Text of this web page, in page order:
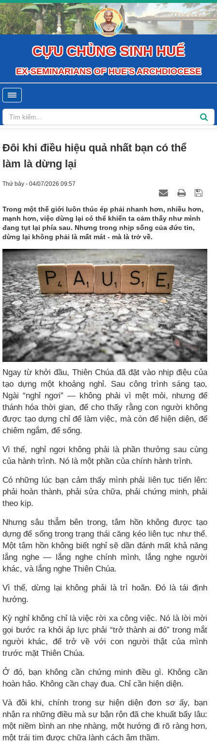
CỰU CHỦNG SINH HUẾ
EX-SEMINARIANS OF HUE'S ARCHDIOCESE
Đôi khi điều hiệu quả nhất bạn có thể
làm là dừng lại
Thứ bảy - 04/07/2026 09:57
Trong một thế giới luôn thúc ép phải nhanh hơn, nhiều hơn,
mạnh hơn, việc dừng lại có thể khiến ta cảm thấy như mình
đang tụt lại phía sau. Nhưng trong nhịp sống của đức tin,
dừng lại không phải là mất mát - mà là trở về.
Ngay từ khởi đầu, Thiên Chúa đã đặt vào nhịp điệu của
tạo dựng một khoảng nghỉ. Sau công trình sáng tạo,
Ngài “nghỉ ngơi” — không phải vì mệt mỏi, nhưng để
thánh hóa thời gian, để cho thấy rằng con người không
được tạo dựng chỉ để làm việc, mà còn để hiện diện, để
chiêm ngắm, để sống.
Vì thế, nghỉ ngơi không phải là phần thưởng sau cùng
của hành trình. Nó là một phần của chính hành trình.
Có những lúc bạn cảm thấy mình phải liên tục tiến lên:
phải hoàn thành, phải sửa chữa, phải chứng minh, phải
theo kịp.
Nhưng sâu thẳm bên trong, tâm hồn không được tạo
dựng để sống trong trạng thái căng kéo liên tục như thế.
Một tâm hồn không biết nghỉ sẽ dần đánh mất khả năng
lắng nghe — lắng nghe chính mình, lắng nghe người
khác, và lắng nghe Thiên Chúa.
Vì thế, dừng lại không phải là trì hoãn. Đó là tái định
hướng.
Kỳ nghỉ không chỉ là việc rời xa công việc. Nó là lời mời
gọi bước ra khỏi áp lực phải “trở thành ai đó” trong mắt
người khác, để trở về với con người thật của mình
trước mặt Thiên Chúa.
Ở đó, bạn không cần chứng minh điều gì. Không cần
hoàn hảo. Không cần chạy đua. Chỉ cần hiện diện.
Và đôi khi, chính trong sự hiện diện đơn sơ ấy, bạn
nhận ra những điều mà sự bận rộn đã che khuất bấy lâu:
một niềm bình an nhẹ nhàng, một hướng đi rõ ràng hơn,
một trái tim được chữa lành cách âm thầm.